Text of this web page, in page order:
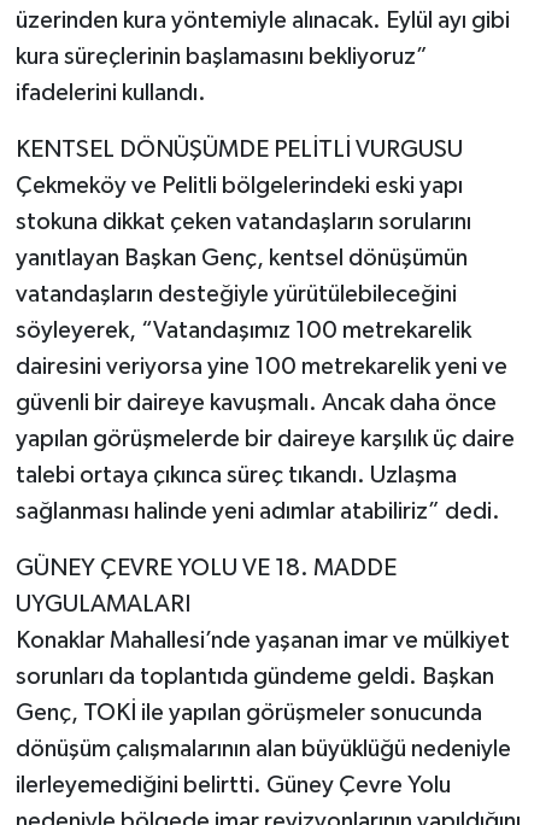
üzerinden kura yöntemiyle alınacak. Eylül ayı gibi
kura süreçlerinin başlamasını bekliyoruz”
ifadelerini kullandı.
KENTSEL DÖNÜŞÜMDE PELİTLİ VURGUSU
Çekmeköy ve Pelitli bölgelerindeki eski yapı
stokuna dikkat çeken vatandaşların sorularını
yanıtlayan Başkan Genç, kentsel dönüşümün
vatandaşların desteğiyle yürütülebileceğini
söyleyerek, “Vatandaşımız 100 metrekarelik
dairesini veriyorsa yine 100 metrekarelik yeni ve
güvenli bir daireye kavuşmalı. Ancak daha önce
yapılan görüşmelerde bir daireye karşılık üç daire
talebi ortaya çıkınca süreç tıkandı. Uzlaşma
sağlanması halinde yeni adımlar atabiliriz” dedi.
GÜNEY ÇEVRE YOLU VE 18. MADDE
UYGULAMALARI
Konaklar Mahallesi’nde yaşanan imar ve mülkiyet
sorunları da toplantıda gündeme geldi. Başkan
Genç, TOKİ ile yapılan görüşmeler sonucunda
dönüşüm çalışmalarının alan büyüklüğü nedeniyle
ilerleyemediğini belirtti. Güney Çevre Yolu